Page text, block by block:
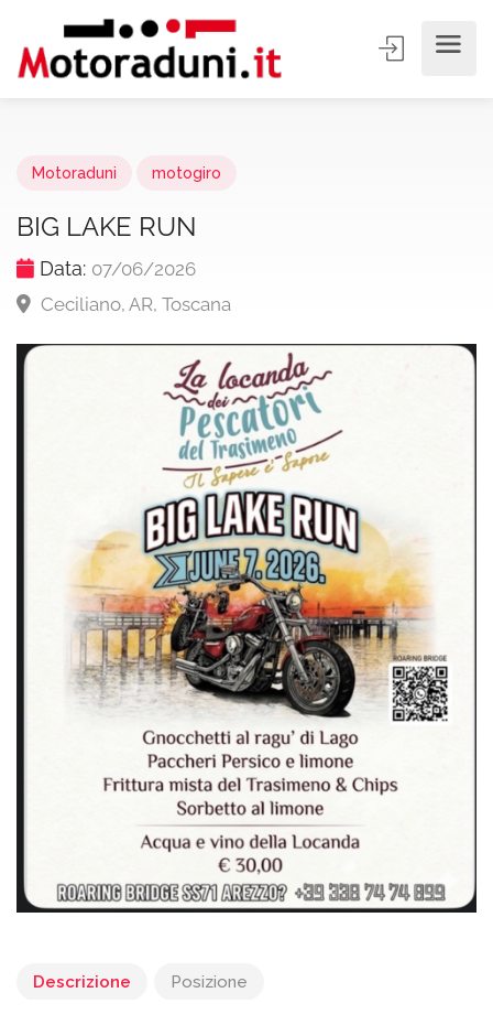
Motoraduni motogiro
BIG LAKE RUN
Data: 07/06/2026
Ceciliano, AR, Toscana
Descrizione Posizione